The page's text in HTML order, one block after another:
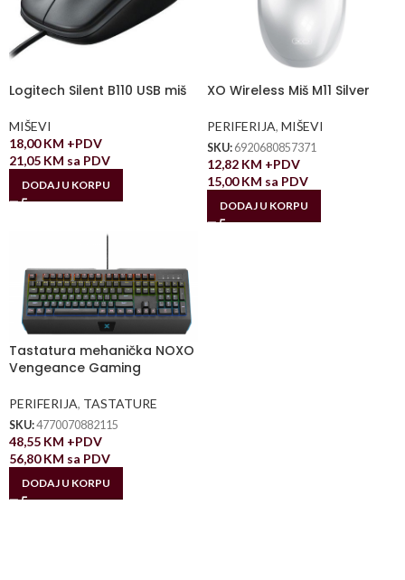
Logitech Silent B110 USB miš
MIŠEVI
18,00KM +PDV
21,05 KM sa PDV
DODAJ U KORPU
XO Wireless Miš M11 Silver
PERIFERIJA, MIŠEVI
SKU: 6920680857371
12,82 KM +PDV
15,00KM sa PDV
DODAJ U KORPU
Tastatura mehanička NOXO
Vengeance Gaming
PERIFERIJA, TASTATURE
SKU:4770070882115
48,55 KM +PDV
56,80KM sa PDV
DODAJ U KORPU